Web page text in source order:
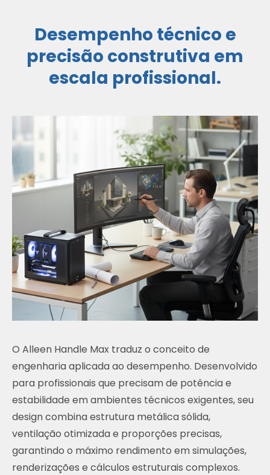
Desempenho técnico e
precisão construtiva em
escala profissional.
O Alleen Handle Max traduz o conceito de
engenharia aplicada ao desempenho. Desenvolvido
para profissionais que precisam de potência e
estabilidade em ambientes técnicos exigentes, seu
design combina estrutura metálica sólida,
ventilação otimizada e proporções precisas,
garantindo o máximo rendimento em simulações,
renderizações e cálculos estruturais complexos.